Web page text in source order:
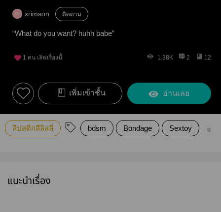
xrimson ติดตาม
“What do you want? huhh babe”
1 คน เลิฟเรื่องนี้ 1.38K 2 12
เพิ่มเข้าชั้น อ่านเลย
ลิปสติกสีลิลลี่ bdsm Bondage Sextoy
แนะนำเรื่อง